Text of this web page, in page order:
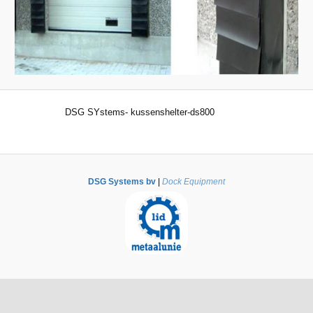
DSG SYstems- kussenshelter-ds800
DSG Systems bv Dock Equipment